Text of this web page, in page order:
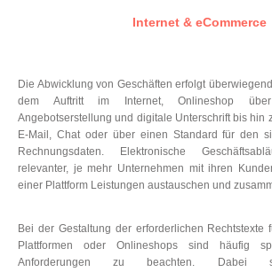
Internet & eCommerce
Die Abwicklung von Geschäften erfolgt
dem Auftritt im Internet, Onlineshop
Angebotserstellung und digitale Unterschrift bis hin
E-Mail, Chat oder über einen Standard für den
Rechnungsdaten. Elektronische
relevanter, je mehr Unternehmen mit ihren
einer Plattform Leistungen austauschen und
Bei der Gestaltung der erforderlichen Rechtstexte
Plattformen oder Onlineshops sind häufig
Anforderungen zu beachten.